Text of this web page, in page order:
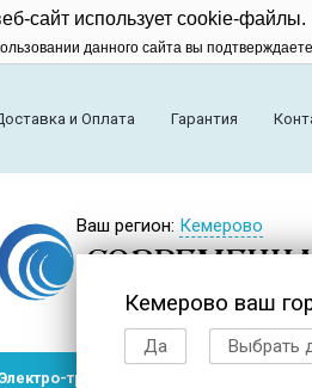
сайт использует cookie-файлы.
данного сайта вы
и Оплата Гарантия
Ваш регион: Кемерово
Кемерово ваш
Да Выбрать
транспорт